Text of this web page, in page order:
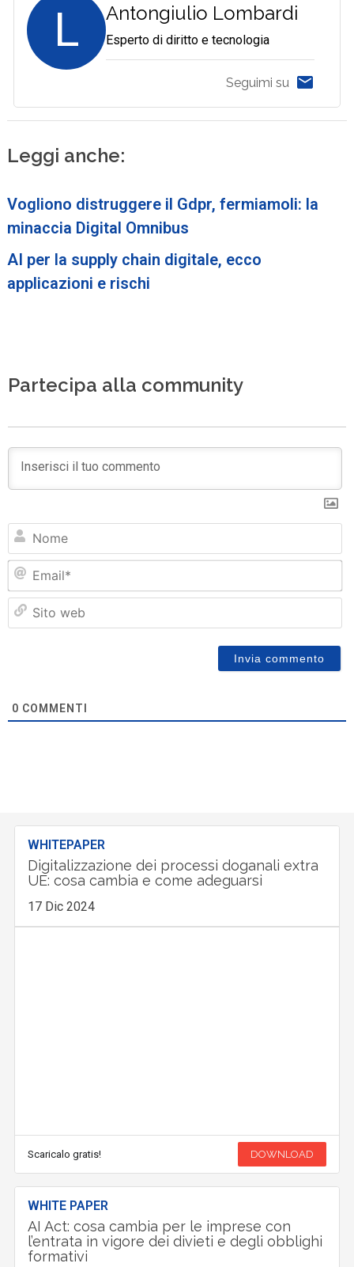
L Antongiulio Lombardi
Esperto di diritto e tecnologia
Seguimi su
Leggi anche:
Vogliono distruggere il Gdpr, fermiamoli: la
minaccia Digital Omnibus
AI per la supply chain digitale, ecco
applicazioni e rischi
Partecipa alla community
0 COMMENTI
WHITEPAPER
Digitalizzazione dei processi doganali extra
UE: cosa cambia e come adeguarsi
17 Dic 2024
Scaricalo gratis! DOWNLOAD
WHITE PAPER
AI Act: cosa cambia per le imprese con
l’entrata in vigore dei divieti e degli obblighi
formativi